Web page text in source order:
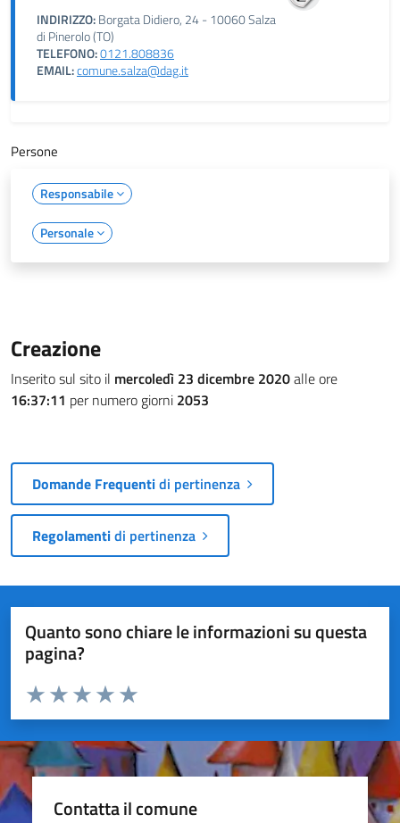
INDIRIZZO:Borgata Didiero, 24 - 10060 Salza
di Pinerolo (TO)
TELEFONO:0121.808836
EMAIL:comune.salza@dag.it
Persone
Responsabile
Personale
Creazione
Inserito sul sito il mercoledì 23 dicembre 2020alle ore
16:37:11 per numero giorni 2053
Domande Frequentidi pertinenza
Regolamentidi pertinenza
Quanto sono chiare le informazioni su questa
pagina?
Valuta da 1 a 5 stelle la pagina
Valuta 5 stelle su 5
Valuta 4 stelle su 5
Valuta 3 stelle su 5
Valuta 2 stelle su 5
Valuta 1 stelle su 5
Contatta il comune